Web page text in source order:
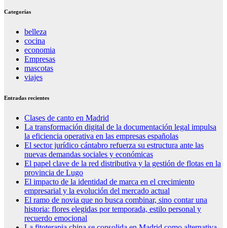
Categorías
belleza
cocina
economia
Empresas
mascotas
viajes
Entradas recientes
Clases de canto en Madrid
La transformación digital de la documentación legal impulsa
la eficiencia operativa en las empresas españolas
El sector jurídico cántabro refuerza su estructura ante las
nuevas demandas sociales y económicas
El papel clave de la red distributiva y la gestión de flotas en la
provincia de Lugo
El impacto de la identidad de marca en el crecimiento
empresarial y la evolución del mercado actual
El ramo de novia que no busca combinar, sino contar una
historia: flores elegidas por temporada, estilo personal y
recuerdo emocional